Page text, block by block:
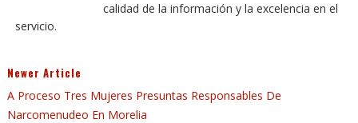
calidad de la información y la excelencia en el
servicio.
Newer Article
A Proceso Tres Mujeres Presuntas Responsables De
Narcomenudeo En Morelia